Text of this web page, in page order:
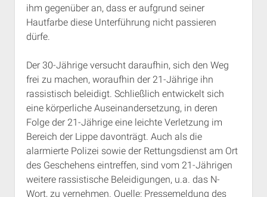
Rechte Termine München
Über a.i.d.a.
RSS-Feeds, Twitter & Facebook
Kontakt & PGP-Key
ihm gegenüber an, dass er aufgrund seiner
Hautfarbe diese Unterführung nicht passieren
dürfe.
Der 30-Jährige versucht daraufhin, sich den Weg
frei zu machen, woraufhin der 21-Jährige ihn
rassistisch beleidigt. Schließlich entwickelt sich
eine körperliche Auseinandersetzung, in deren
Folge der 21-Jährige eine leichte Verletzung im
Bereich der Lippe davonträgt. Auch als die
alarmierte Polizei sowie der Rettungsdienst am Ort
des Geschehens eintreffen, sind vom 21-Jährigen
weitere rassistische Beleidigungen, u.a. das N-
Wort, zu vernehmen. Quelle: Pressemeldung des